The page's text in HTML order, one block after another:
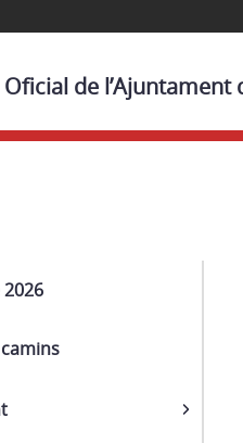
de l’Ajuntament
2026